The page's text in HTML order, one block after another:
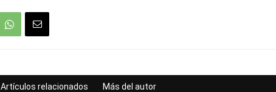
Artículos relacionados Más del autor